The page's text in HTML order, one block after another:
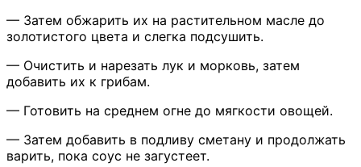
— Затем обжарить их на растительном масле до
золотистого цвета и слегка подсушить.
— Очистить и нарезать лук и морковь, затем
добавить их к грибам.
— Готовить на среднем огне до мягкости овощей.
— Затем добавить в подливу сметану и продолжать
варить, пока соус не загустеет.